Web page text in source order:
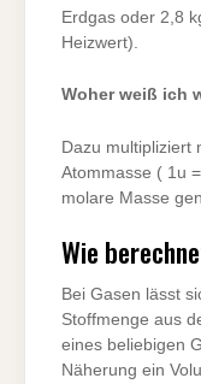
Erdgas oder 2,8
Heizwert).
Woher weiß ich
Dazu multipliziert
Atommasse ( 1u
molare Masse
Wie
Bei Gasen lässt
Stoffmenge aus
eines beliebigen
Näherung ein